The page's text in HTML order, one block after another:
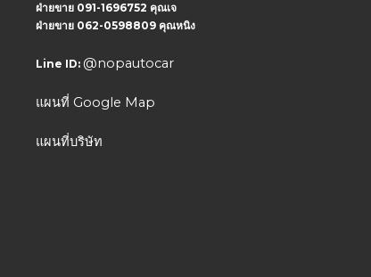
ฝ่ายขาย 091-1696752 คุณเจ
ฝ่ายขาย 062-0598809 คุณหนิง
Line ID: @nopautocar
แผนที่ Google Map
แผนที่บริษัท